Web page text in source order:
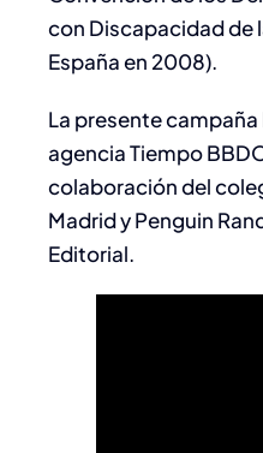
con Discapacidad de
España en 2008).
La presente
agencia Tiempo
colaboración del
Madrid y Penguin
Editorial.